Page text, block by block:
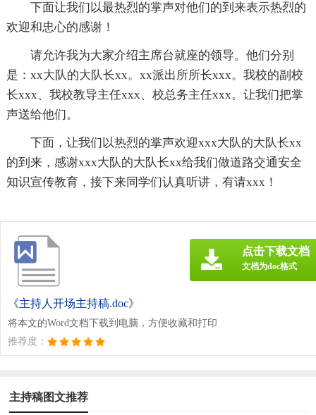
下面让我们以最热烈的掌声对他们的到来表示热烈的
欢迎和忠心的感谢！
请允许我为大家介绍主席台就座的领导。他们分别
是：xx大队的大队长xx。xx派出所所长xxx。我校的副校
长xxx、我校教导主任xxx、校总务主任xxx。让我们把掌
声送给他们。
下面，让我们以热烈的掌声欢迎xxx大队的大队长xx
的到来，感谢xxx大队的大队长xx给我们做道路交通安全
知识宣传教育，接下来同学们认真听讲，有请xxx！
《主持人开场主持稿.doc》
将本文的Word文档下载到电脑，方便收藏和打印
推荐度：
点击下载文档
文档为doc格式
主持稿图文推荐